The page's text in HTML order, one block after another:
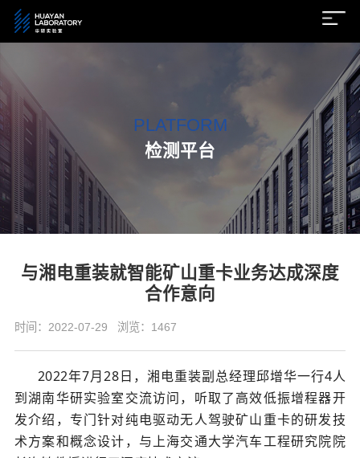
PLATFORM
检测平台
与湘电重装就智能矿山重卡业务达成深度
合作意向
时间：2022-07-29 浏览：1467
2022年7月28日，湘电重装副总经理邱增华一行4人
到湖南华研实验室交流访问，听取了高效低振增程器开
发介绍，专门针对纯电驱动无人驾驶矿山重卡的研发技
术方案和概念设计，与上海交通大学汽车工程研究院院